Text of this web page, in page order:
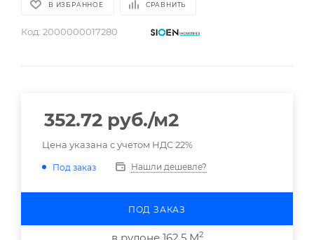
В ИЗБРАННОЕ СРАВНИТЬ
Код: 2000000017280
352.72 руб./м2
Цена указана с учетом НДС 22%
Под заказ Нашли дешевле?
ПОД ЗАКАЗ
2